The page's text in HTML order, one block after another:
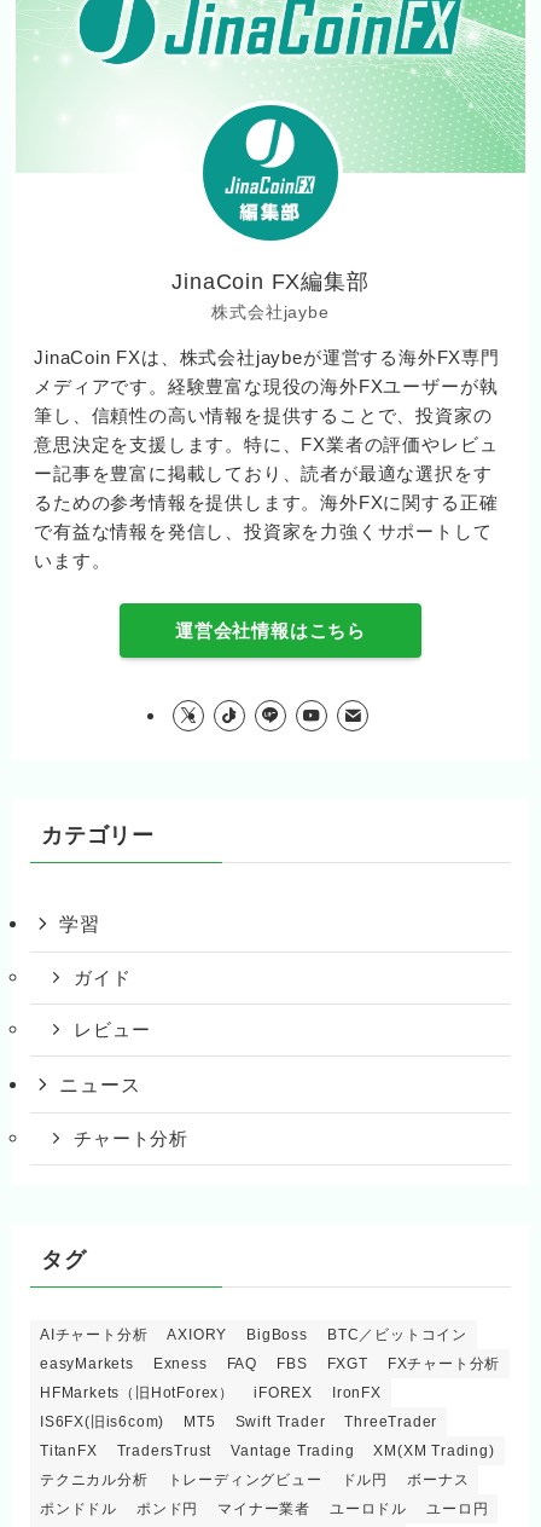
JinaCoin FX編集部
株式会社jaybe
JinaCoin FXは、株式会社jaybeが運営する海外FX専門
メディアです。経験豊富な現役の海外FXユーザーが執
筆し、信頼性の高い情報を提供することで、投資家の
意思決定を支援します。特に、FX業者の評価やレビュ
ー記事を豊富に掲載しており、読者が最適な選択をす
るための参考情報を提供します。海外FXに関する正確
で有益な情報を発信し、投資家を力強くサポートして
います。
運営会社情報はこちら
カテゴリー
学習
ガイド
レビュー
ニュース
チャート分析
タグ
AIチャート分析 AXIORY BigBoss
BTC／ビットコイン
easyMarkets
Exness FAQ FBS FXGT
FXチャート分析
HFMarkets（旧HotForex）
iFOREX
IronFX
IS6FX(旧is6com)
MT5 Swift Trader
ThreeTrader
TitanFX
TradersTrust Vantage Trading
XM(XM Trading)
テクニカル分析
トレーディングビュー ドル円
ボーナス
ポンドドル
ポンド円 マイナー業者 ユーロドル
ユーロ円